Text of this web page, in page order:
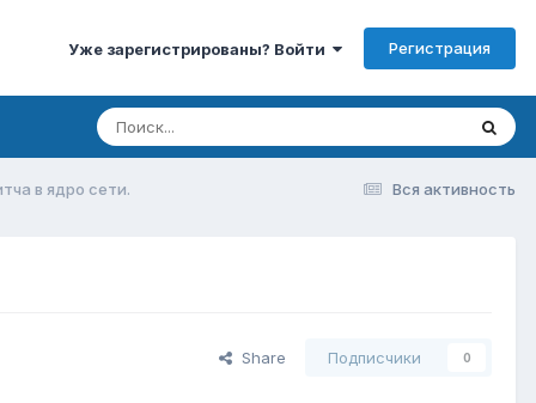
Уже зарегистрированы? Войти Регистрация
Вся активность
в ядро сети.
Share Подписчики 0